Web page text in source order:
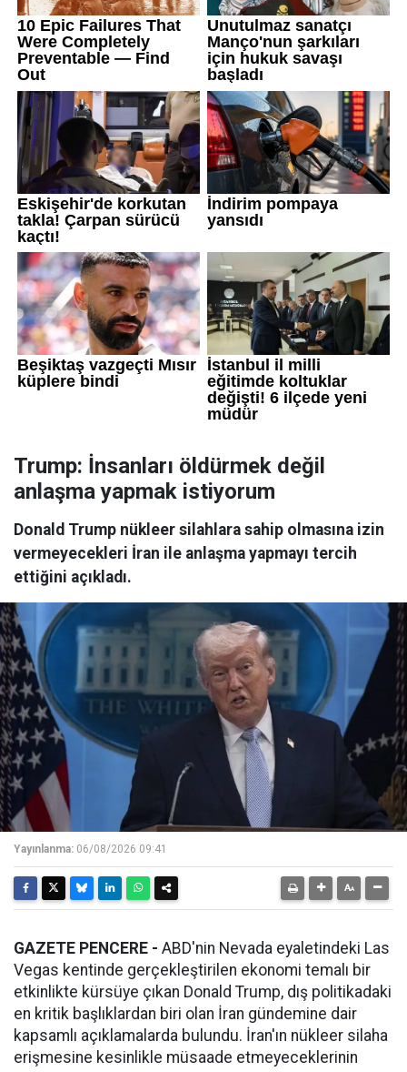
Trump: İnsanları öldürmek değil
anlaşma yapmak istiyorum
Donald Trump nükleer silahlara sahip olmasına izin
vermeyecekleri İran ile anlaşma yapmayı tercih
ettiğini açıkladı.
Yayınlanma: 06/08/2026 09:41
GAZETE PENCERE - ABD'nin Nevada eyaletindeki Las
Vegas kentinde gerçekleştirilen ekonomi temalı bir
etkinlikte kürsüye çıkan Donald Trump, dış politikadaki
en kritik başlıklardan biri olan İran gündemine dair
kapsamlı açıklamalarda bulundu. İran'ın nükleer silaha
erişmesine kesinlikle müsaade etmeyeceklerinin